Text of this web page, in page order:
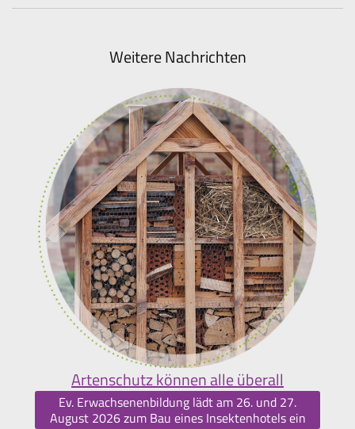
Weitere Nachrichten
Artenschutz können alle überall
Ev. Erwachsenenbildung lädt am 26. und 27.
August 2026 zum Bau eines Insektenhotels ein